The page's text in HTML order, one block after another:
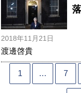
2018年11月21日
渡邊啓貴
1 … 7